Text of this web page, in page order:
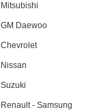
Mitsubishi
GM Daewoo
Chevrolet
Nissan
Suzuki
Renault - Samsung